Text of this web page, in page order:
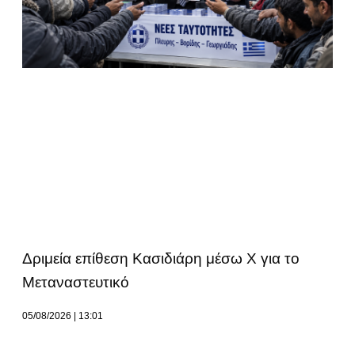
Δριμεία επίθεση Κασιδιάρη μέσω Χ για το
Μεταναστευτικό
05/08/2026 13:01